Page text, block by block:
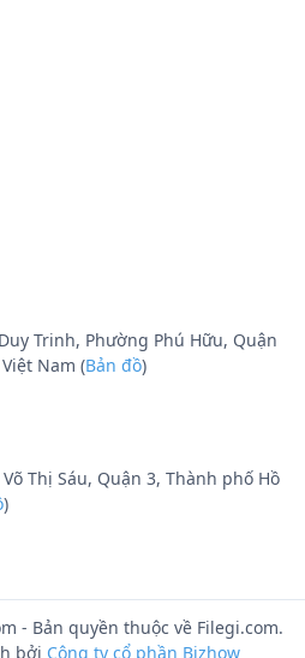
Trinh, Phường Phú Hữu, Quận
Nam (Bản đồ)
Thị Sáu, Quận 3, Thành phố Hồ
)
- Bản quyền thuộc về Filegi.com.
bởi Công ty cổ phần Bizhow